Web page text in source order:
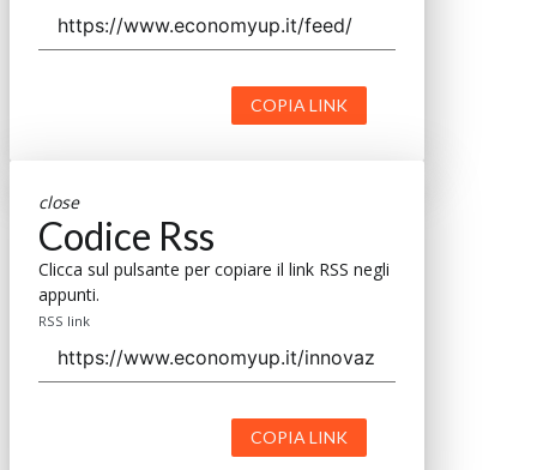
COPIA LINK
close
Codice Rss
Clicca sul pulsante per copiare il link RSS negli
appunti.
RSS link
COPIA LINK